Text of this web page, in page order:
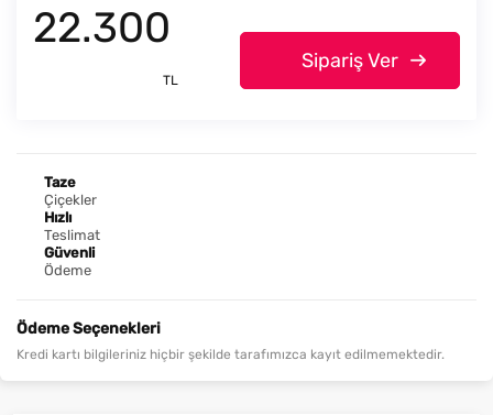
22.300
TL
Sipariş Ver
Taze
Çiçekler
Hızlı
Teslimat
Güvenli
Ödeme
Ödeme Seçenekleri
Kredi kartı bilgileriniz hiçbir şekilde tarafımızca kayıt edilmemektedir.